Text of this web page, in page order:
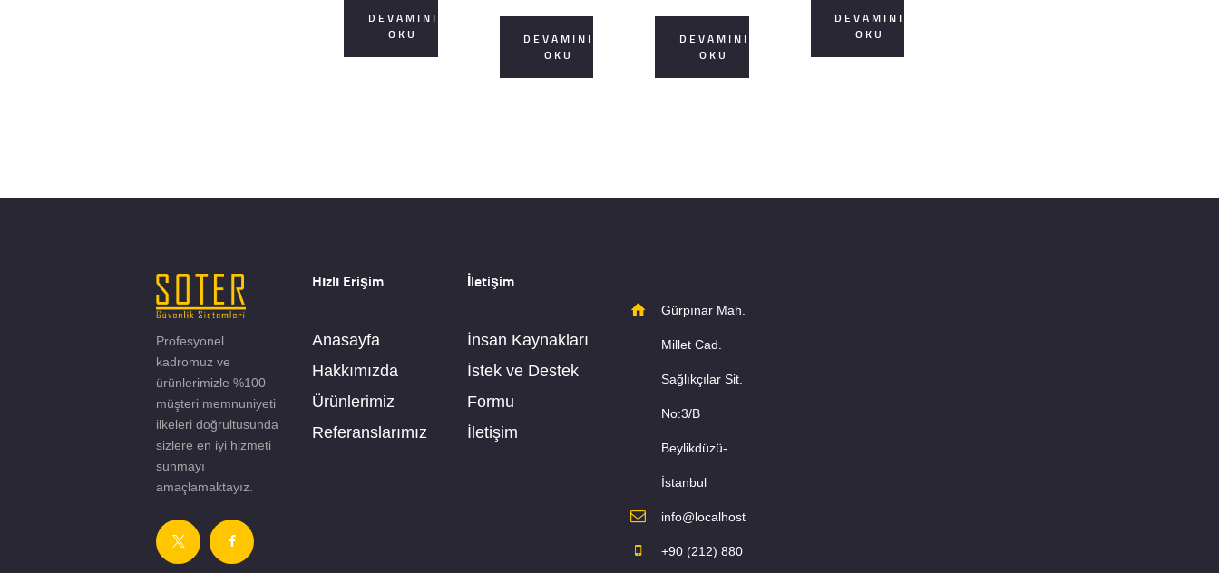
DEVAMINI
OKU
DEVAMINI
OKU
DEVAMINI
OKU
DEVAMINI
OKU
Profesyonel
kadromuz ve
ürünlerimizle %100
müşteri memnuniyeti
ilkeleri doğrultusunda
sizlere en iyi hizmeti
sunmayı
amaçlamaktayız.
Hızlı Erişim
Anasayfa
Hakkımızda
Ürünlerimiz
Referanslarımız
İletişim
İnsan Kaynakları
İstek ve Destek
Formu
İletişim
Gürpınar Mah.
Millet Cad.
Sağlıkçılar Sit.
No:3/B
Beylikdüzü-
İstanbul
info@localhost
+90 (212) 880